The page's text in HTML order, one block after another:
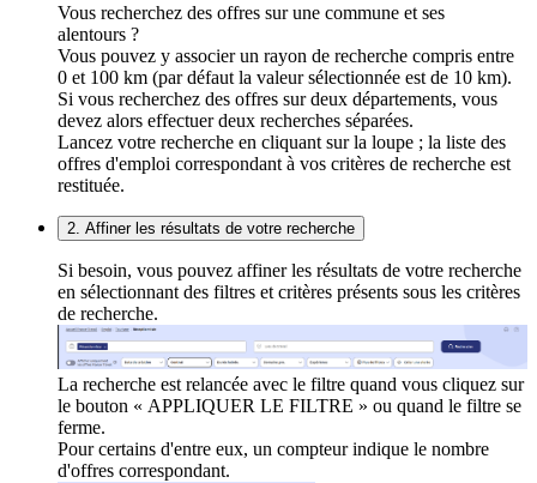
Vous recherchez des offres sur une commune et ses
alentours ?
Vous pouvez y associer un rayon de recherche compris entre
0 et 100 km (par défaut la valeur sélectionnée est de 10 km).
Si vous recherchez des offres sur deux départements, vous
devez alors effectuer deux recherches séparées.
Lancez votre recherche en cliquant sur la loupe ; la liste des
offres d'emploi correspondant à vos critères de recherche est
restituée.
2. Affiner les résultats de votre recherche
Si besoin, vous pouvez affiner les résultats de votre recherche
en sélectionnant des filtres et critères présents sous les critères
de recherche.
La recherche est relancée avec le filtre quand vous cliquez sur
le bouton « APPLIQUER LE FILTRE » ou quand le filtre se
ferme.
Pour certains d'entre eux, un compteur indique le nombre
d'offres correspondant.